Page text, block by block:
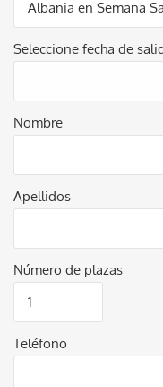
Seleccione fecha de
Nombre
Apellidos
Número de plazas
Teléfono